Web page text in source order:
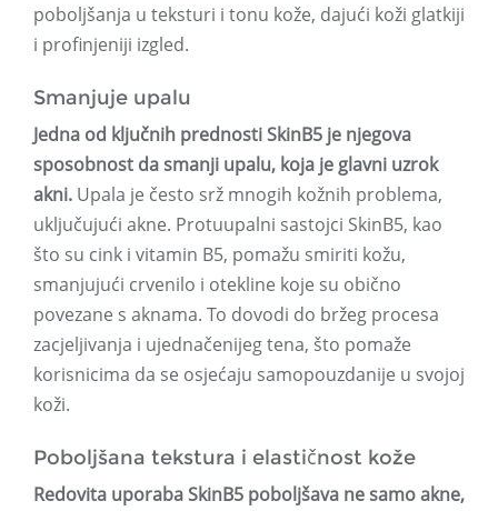
poboljšanja u teksturi i tonu kože, dajući koži glatkiji
i profinjeniji izgled.
Smanjuje upalu
Jedna od ključnih prednosti SkinB5 je njegova
sposobnost da smanji upalu, koja je glavni uzrok
akni. Upala je često srž mnogih kožnih problema,
uključujući akne. Protuupalni sastojci SkinB5, kao
što su cink i vitamin B5, pomažu smiriti kožu,
smanjujući crvenilo i otekline koje su obično
povezane s aknama. To dovodi do bržeg procesa
zacjeljivanja i ujednačenijeg tena, što pomaže
korisnicima da se osjećaju samopouzdanije u svojoj
koži.
Poboljšana tekstura i elastičnost kože
Redovita uporaba SkinB5 poboljšava ne samo akne,